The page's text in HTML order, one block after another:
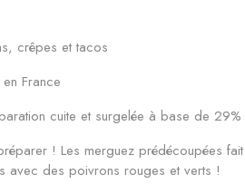
crêpes et tacos
France
cuite et surgelée à base de
! Les merguez prédécoupées
avec des poivrons rouges et verts !